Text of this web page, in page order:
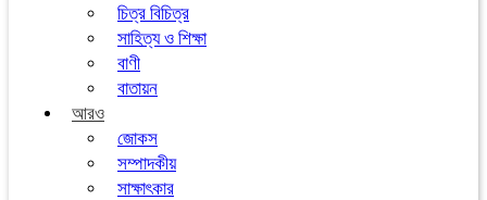
চিত্র বিচিত্র
সাহিত্য ও শিক্ষা
বাণী
বাতায়ন
আরও
জোকস
সম্পাদকীয়
সাক্ষাৎকার